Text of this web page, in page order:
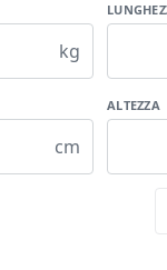
kg
cm
ALTEZZA